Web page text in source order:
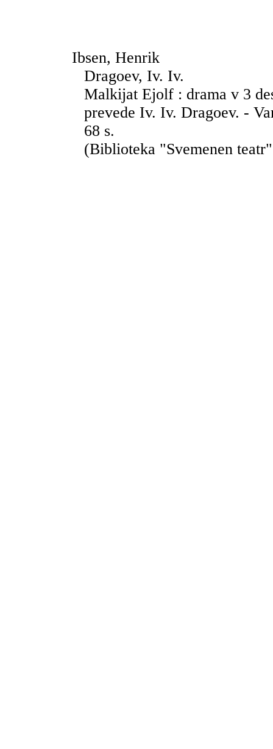
Ibsen, Henrik
Dragoev, Iv. Iv.
Malkijat Ejolf : drama v 3
prevede Iv. Iv. Dragoev. -
68 s.
(Biblioteka "Svemenen